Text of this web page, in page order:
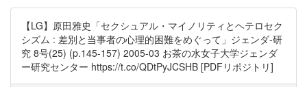
【LG】原田雅史「セクシュアル・マイノリティとヘテロセク
シズム : 差別と当事者の心理的困難をめぐって」ジェンダ-研
究 8号(25) (p.145-157) 2005-03 お茶の水女子大学ジェンダ
ー研究センター https://t.co/QDtPyJCSHB [PDFリポジトリ]